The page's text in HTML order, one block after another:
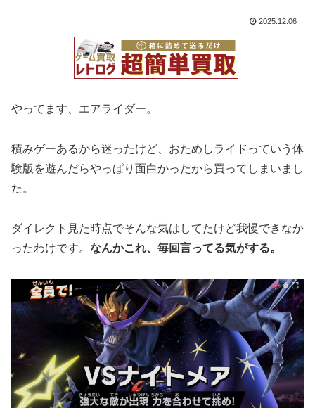
2025.12.06
やってます、エアライダー。
積みゲーあるから迷ったけど、おためしライドっていう体
験版を遊んだらやっぱり面白かったから買ってしまいまし
た。
ダイレクト見た時点でそんな気はしてたけど我慢できなか
ったわけです。 なんかこれ、毎回言ってる気がする。